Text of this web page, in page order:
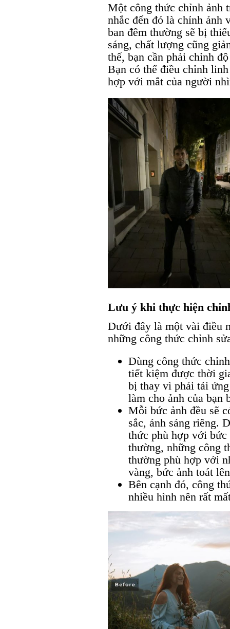
Một công thức chỉnh ảnh
nhắc đến đó là chỉnh ảnh
ban đêm thường sẽ bị
sáng, chất lượng cũng
thế, bạn cần phải chỉnh
Bạn có thể điều chỉnh
hợp với mắt của người
Lưu ý khi thực hiện
Dưới đây là một vài điều
những công thức chỉnh
Dùng công thức
tiết kiệm được thời
bị thay vì phải tải
làm cho ảnh của bạn
Mỗi bức ảnh đều sẽ
sắc, ánh sáng riêng.
thức phù hợp với bức
thường, những công
thường phù hợp với
vàng, bức ảnh toát
Bên cạnh đó, công
nhiều hình nên rất